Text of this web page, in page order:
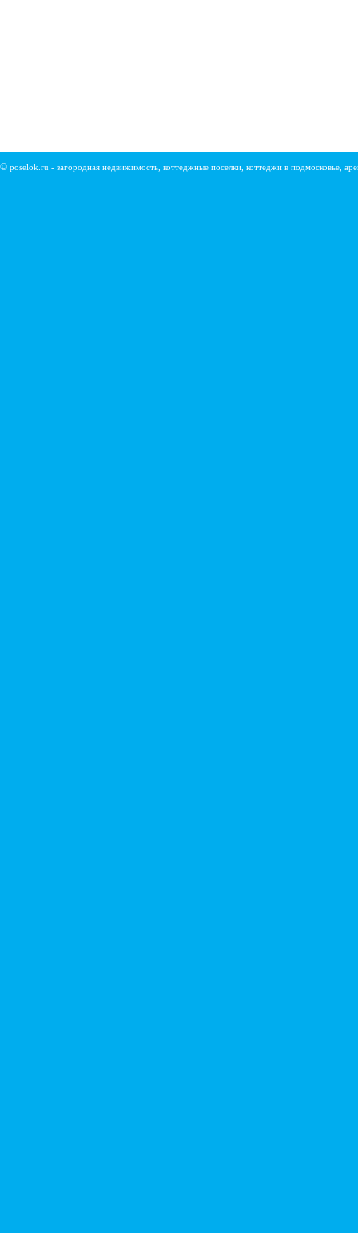
© poselok.ru - загородная недвижимость, коттеджные поселки, коттеджи в подмосковье,